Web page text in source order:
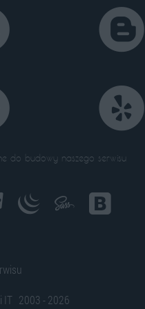


do budowy naszego serwisu
IT 2003 - 2026